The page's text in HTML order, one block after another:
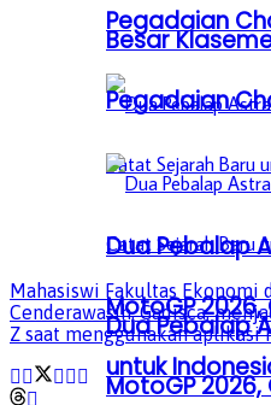
Pegadaian
Dua Pebalap
MotoGP
untuk
Besar
Pegadaian
Dua Pebalap
MotoGP
Mahasiswi Fakultas Ekonomi
Cenderawasih, Gadisca,
Z saat menggunakan aplikasi